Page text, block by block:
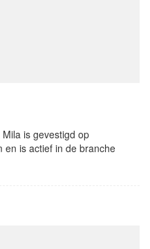
is gevestigd op
en is actief in de branche